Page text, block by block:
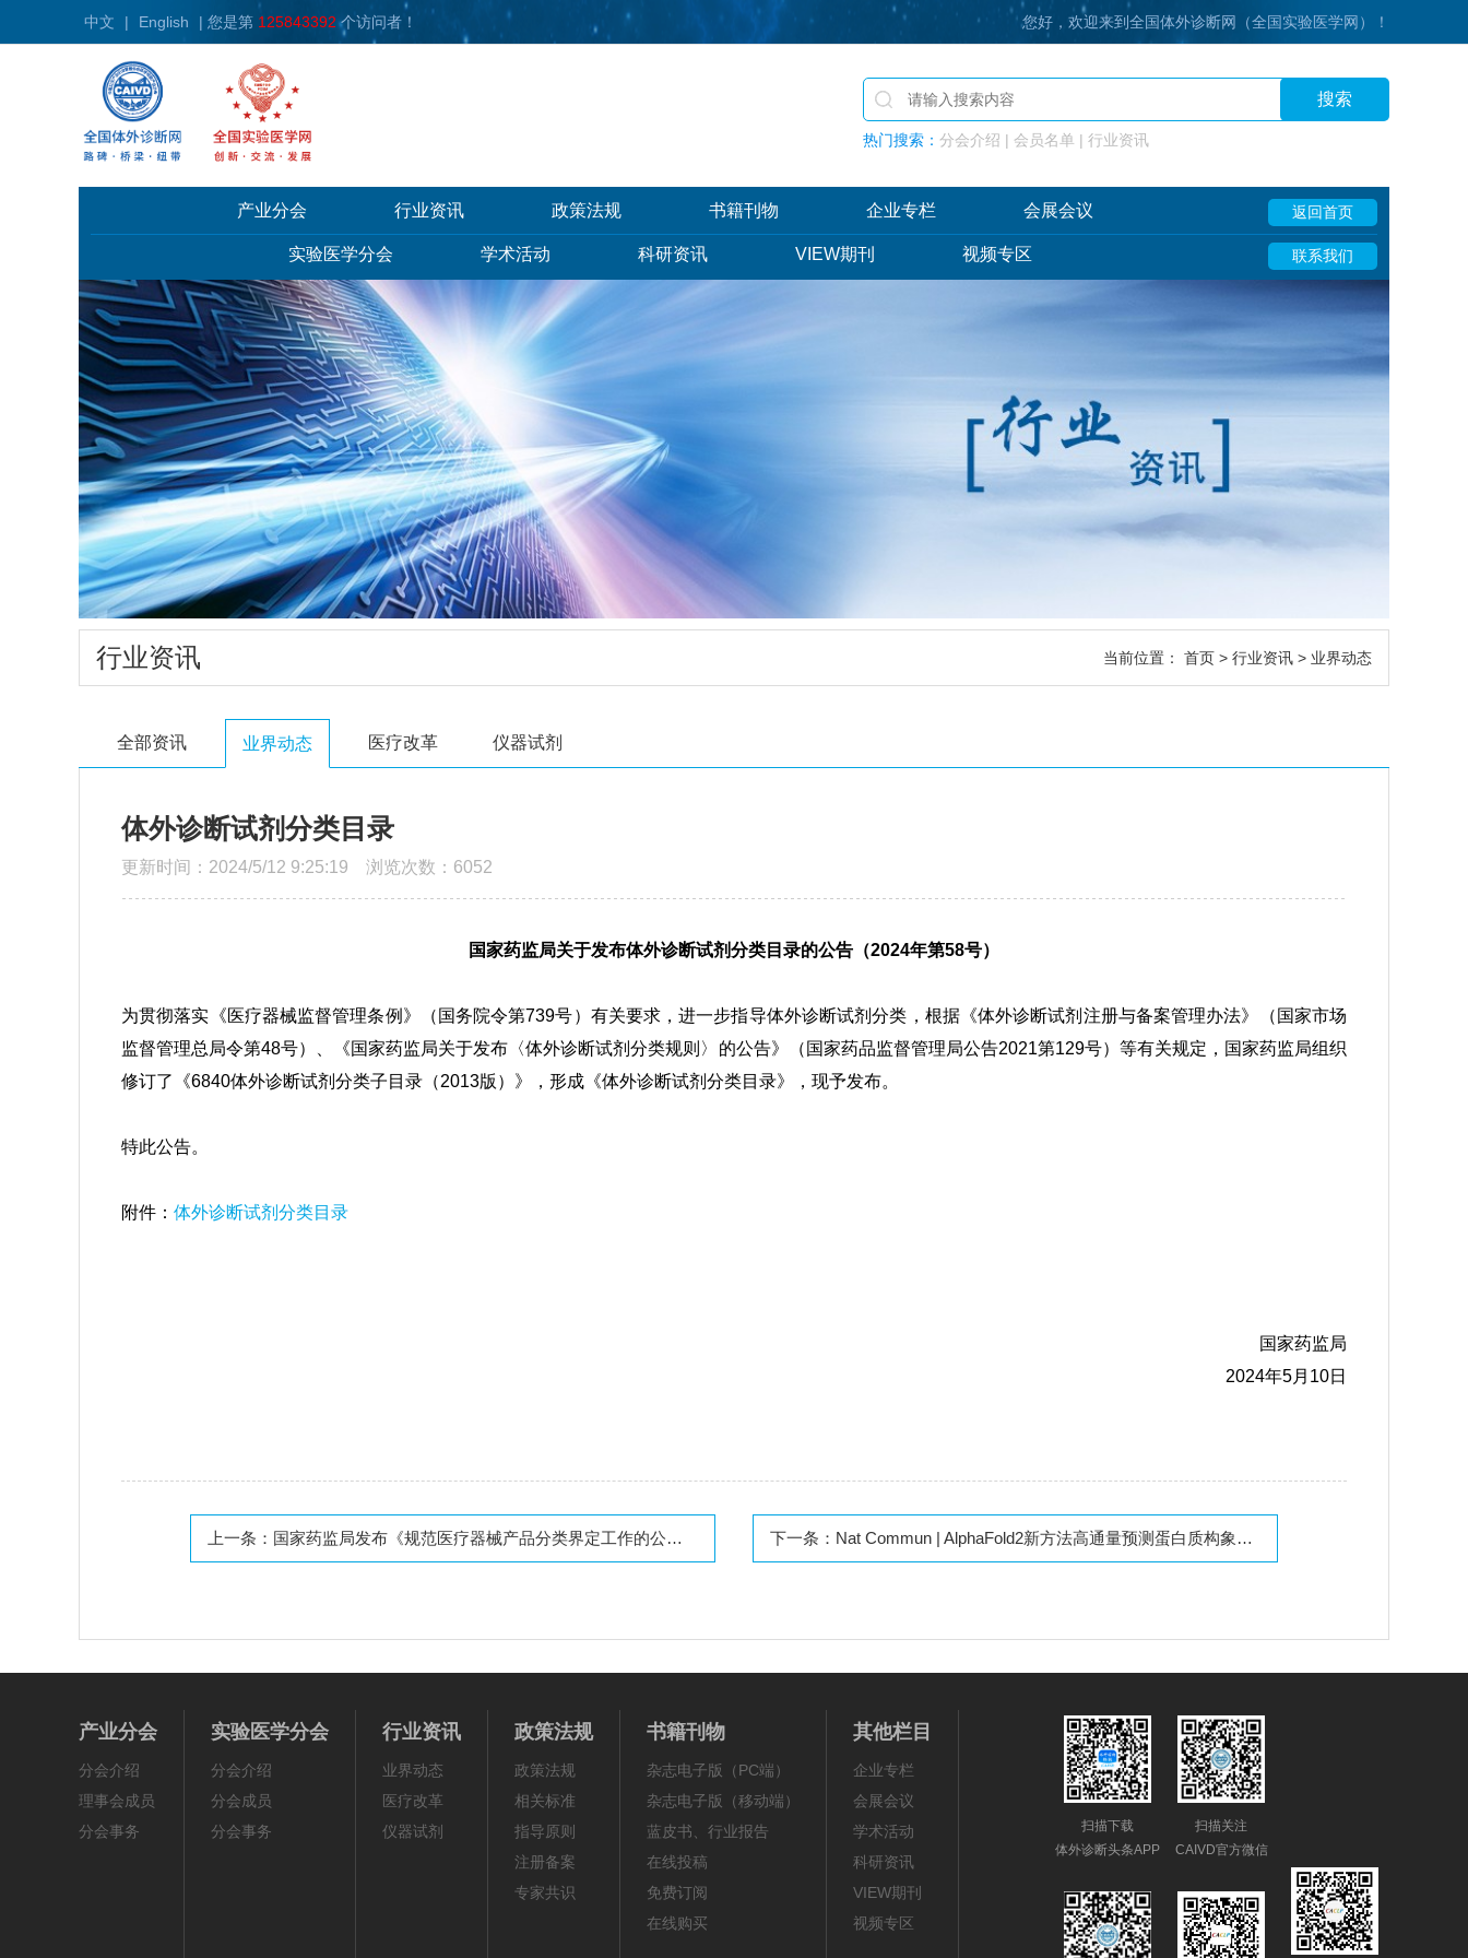
中文 | English | 您是第 125843392个访问者！ 您好，欢迎来到全国体外诊断网（全国实验医学网）！
搜索
热门搜索： 分会介绍 | 会员名单 | 行业资讯
产业分会 行业资讯 政策法规 书籍刊物 企业专栏 会展会议 返回首页
实验医学分会 学术活动 科研资讯 VIEW期刊 视频专区 联系我们
行业资讯 当前位置： 首页 > 行业资讯 > 业界动态
全部资讯 业界动态 医疗改革 仪器试剂
体外诊断试剂分类目录
更新时间：2024/5/12 9:25:19 浏览次数：6052
国家药监局关于发布体外诊断试剂分类目录的公告（2024年第58号）
为贯彻落实《医疗器械监督管理条例》（国务院令第739号）有关要求，进一步指导体外诊断试剂分类，根据《体外诊断试剂注册与备案管理办法》（国家市场
监督管理总局令第48号）、《国家药监局关于发布〈体外诊断试剂分类规则〉的公告》（国家药品监督管理局公告2021第129号）等有关规定，国家药监局组织
修订了《6840体外诊断试剂分类子目录（2013版）》，形成《体外诊断试剂分类目录》，现予发布。
特此公告。
附件： 体外诊断试剂分类目录
国家药监局
2024年5月10日
上一条： 国家药监局发布《规范医疗器械产品分类界定工作的公告》 下一条： Nat Commun | AlphaFold2新方法高通量预测蛋白质构象分布，准确率超80%
产业分会
分会介绍
理事会成员
分会事务
实验医学分会
分会介绍
分会成员
分会事务
行业资讯
业界动态
医疗改革
仪器试剂
政策法规
政策法规
相关标准
指导原则
注册备案
专家共识
书籍刊物
杂志电子版（PC端）
杂志电子版（移动端）
蓝皮书、行业报告
在线投稿
免费订阅
在线购买
其他栏目
企业专栏
会展会议
学术活动
科研资讯
VIEW期刊
视频专区
扫描下载
体外诊断头条APP
扫描关注
CAIVD官方微信